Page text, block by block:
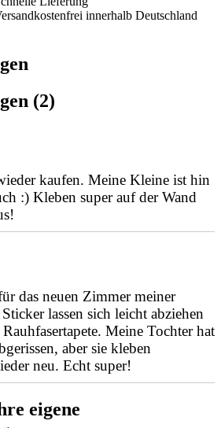
innerhalb Deutschland
(2)
kaufen. Meine Kleine ist hin
:) Kleben super auf der Wand
das neuen Zimmer meiner
lassen sich leicht abziehen
Meine Tochter hat
aber sie kleben
neu. Echt super!
eigene